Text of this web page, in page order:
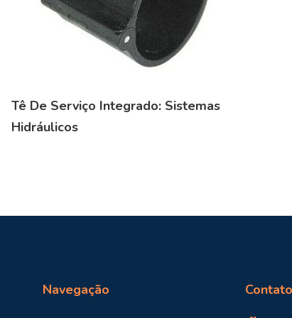
Tê De Serviço Integrado: Sistemas
Hidráulicos
Navegação